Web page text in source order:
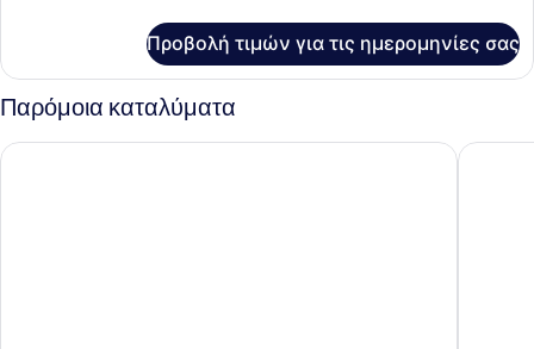
Σουίτα,
Υπνοδωμάτια
Προβολή τιμών για τις ημερομηνίες σας
Παρόμοια καταλύματα
Chatrium Sathon Bangkok